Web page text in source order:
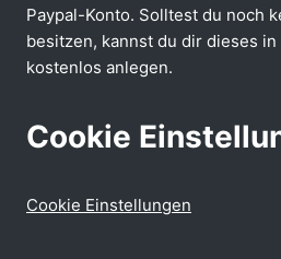
Paypal-Konto. Solltest du noch
besitzen, kannst du dir dieses
kostenlos anlegen.
Cookie
Cookie Einstellungen